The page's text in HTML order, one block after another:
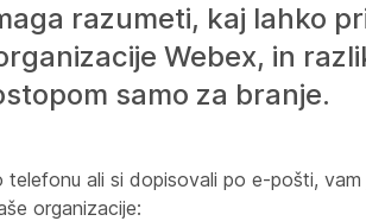
razumeti, kaj lahko
Webex, in
samo za branje.
ali si dopisovali po e-pošti,
organizacije: